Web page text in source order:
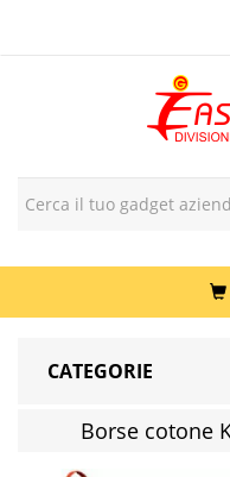
CATEGORIE
Borse cotone